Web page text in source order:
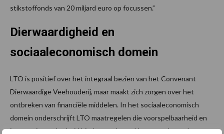
stikstoffonds van 20 miljard euro op focussen.”
Dierwaardigheid en
sociaaleconomisch domein
LTO is positief over het integraal bezien van het Convenant
Dierwaardige Veehouderij, maar maakt zich zorgen over het
ontbreken van financiële middelen. In het sociaaleconomisch
domein onderschrijft LTO maatregelen die voorspelbaarheid en
investeringszekerheid bieden, zoals werkbare regels rond